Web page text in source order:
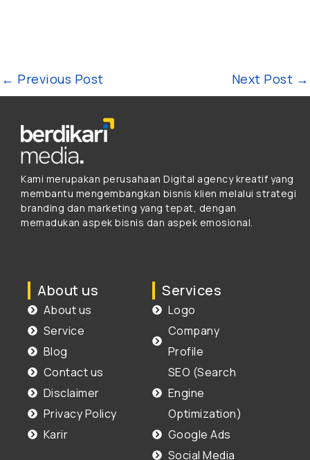
← Previous Post Next Post →
Kami merupakan perusahaan Digital agency kreatif yang
membantu mengembangkan bisnis klien melalui strategi
branding dan marketing yang tepat, dengan
memadukan aspek bisnis dan aspek emosional.
About us
About us
Service
Blog
Contact us
Disclaimer
Privacy Policy
Karir
Services
Logo
Company
Profile
SEO (Search
Engine
Optimization)
Google Ads
Social Media